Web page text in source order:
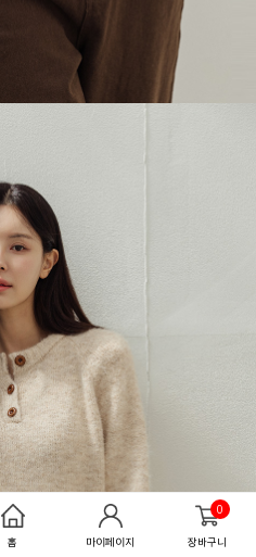
홈 마이페이지
0
장바구니